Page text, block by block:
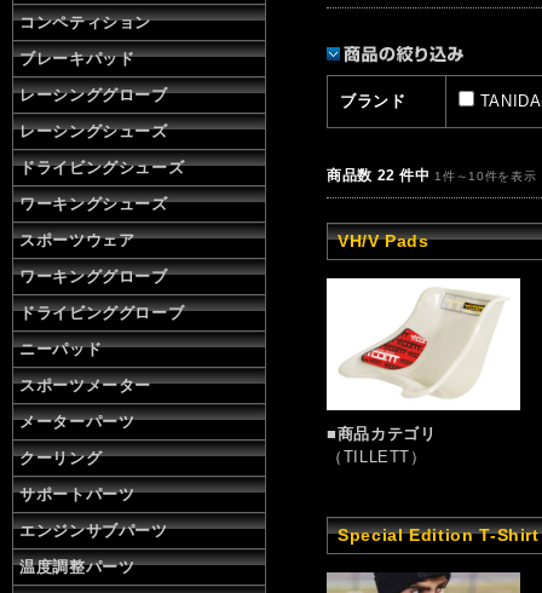
コンペティション
ブレーキパッド
レーシンググローブ
レーシングシューズ
ドライビングシューズ
ワーキングシューズ
スポーツウェア
ワーキンググローブ
ドライビンググローブ
ニーパッド
スポーツメーター
メーターパーツ
クーリング
サポートパーツ
エンジンサブパーツ
温度調整パーツ
ブランド
商品数 22 件中 1件～10件を表示
VH/V Pads
■商品カテゴリ
（TILLETT）
Special Edition T-Shirt